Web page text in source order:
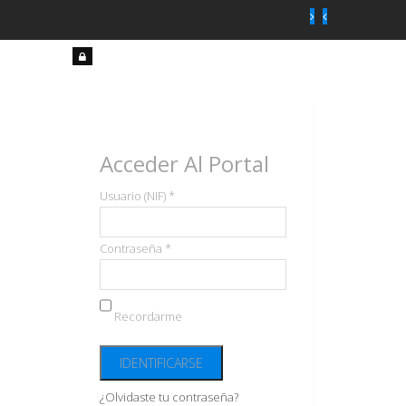
Acceder Al Portal
Usuario (NIF) *
Contraseña *
Recordarme
¿Olvidaste tu contraseña?